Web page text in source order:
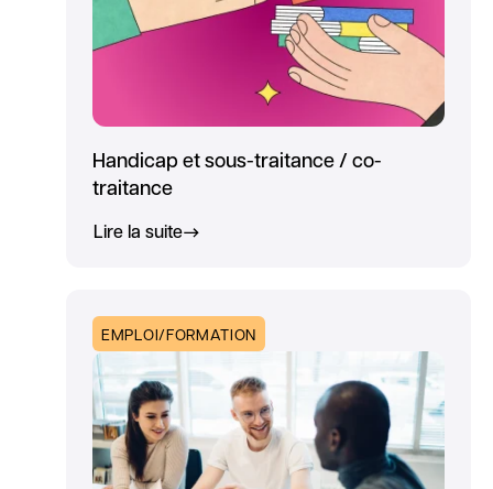
Handicap et sous-traitance / co-
traitance
Lire la suite
EMPLOI/FORMATION